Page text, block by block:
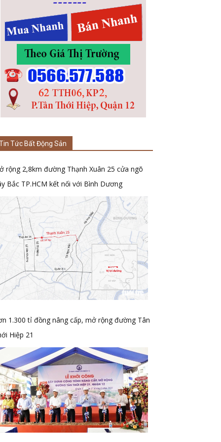
Tức Bất Động Sản
rộng 2,8km đường Thạnh Xuân 25 cửa ngõ
Bắc TP.HCM kết nối với Bình Dương
1.300 tỉ đồng nâng cấp, mở rộng đường Tân
Hiệp 21